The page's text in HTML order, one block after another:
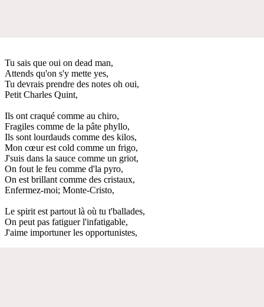
Tu sais que oui on dead man,
Attends qu'on s'y mette yes,
Tu devrais prendre des notes oh oui,
Petit Charles Quint,
Ils ont craqué comme au chiro,
Fragiles comme de la pâte phyllo,
Ils sont lourdauds comme des kilos,
Mon cœur est cold comme un frigo,
J'suis dans la sauce comme un griot,
On fout le feu comme d'la pyro,
On est brillant comme des cristaux,
Enfermez-moi; Monte-Cristo,
Le spirit est partout là où tu t'ballades,
On peut pas fatiguer l'infatigable,
J'aime importuner les opportunistes,